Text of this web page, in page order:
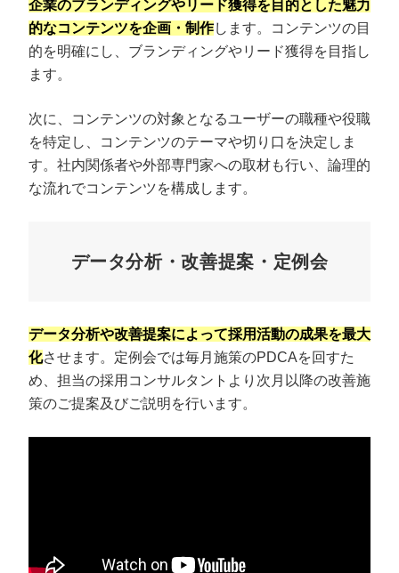
企業のブランディングやリード獲得を目的とした魅力
的なコンテンツを企画・制作します。コンテンツの目
的を明確にし、ブランディングやリード獲得を目指し
ます。
次に、コンテンツの対象となるユーザーの職種や役職
を特定し、コンテンツのテーマや切り口を決定しま
す。社内関係者や外部専門家への取材も行い、論理的
な流れでコンテンツを構成します。
データ分析・改善提案・定例会
データ分析や改善提案によって採用活動の成果を最大
化させます。定例会では毎月施策のPDCAを回すた
め、担当の採用コンサルタントより次月以降の改善施
策のご提案及びご説明を行います。